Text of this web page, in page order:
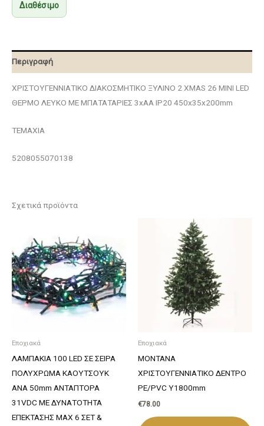
Διαθέσιμο
Περιγραφή
ΧΡΙΣΤΟΥΓΕΝΝΙΑΤΙΚΟ ΔΙΑΚΟΣΜΗΤΙΚΟ ΞΥΛΙΝΟ 2 XMAS 26 MINI LED
ΘΕΡΜΟ ΛΕΥΚΟ ΜΕ ΜΠΑΤΑΤΑΡΙΕΣ 3xAA IP20 450x35x200mm
ΤΕΜΑΧΙΑ
5208055070138
Σχετικά προϊόντα
Εποχιακά
ΛΑΜΠΑΚΙΑ 100 LED ΣΕ ΣΕΙΡΑ
ΠΟΛΥΧΡΩΜΑ ΚΑΟΥΤΣΟΥΚ
ΑΝΑ 50mm ΑΝΤΑΠΤΟΡΑ
31VDC ΜΕ ΔΥΝΑΤΟΤΗΤΑ
ΕΠΕΚΤΑΣΗΣ MAX 6 ΣΕΤ &
Εποχιακά
MONTANA
ΧΡΙΣΤΟΥΓΕΝΝΙΑΤΙΚΟ ΔΕΝΤΡΟ
PE/PVC Υ1800mm
€78.00